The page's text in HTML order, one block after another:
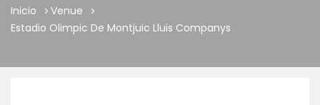
Inicio
Venue
Estadio Olimpic De Montjuic Lluis Companys